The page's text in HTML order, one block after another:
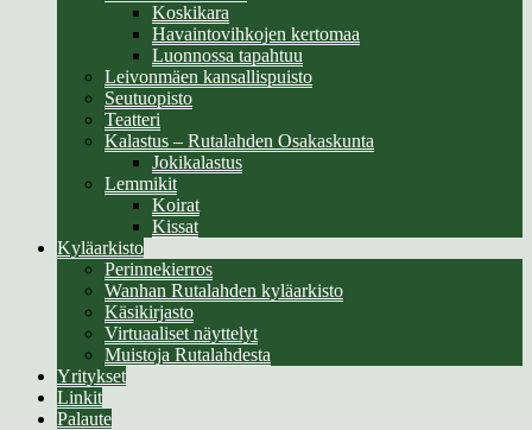
Koskikara
Havaintovihkojen kertomaa
Luonnossa tapahtuu
Leivonmäen kansallispuisto
Seutuopisto
Teatteri
Kalastus – Rutalahden Osakaskunta
Jokikalastus
Lemmikit
Koirat
Kissat
Kyläarkisto
Perinnekierros
Wanhan Rutalahden kyläarkisto
Käsikirjasto
Virtuaaliset näyttelyt
Muistoja Rutalahdesta
Yritykset
Linkit
Palaute